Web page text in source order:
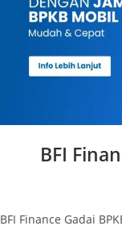
BFI
BFI Finance Gadai